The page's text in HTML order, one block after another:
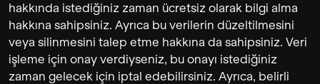
hakkında istediğiniz zaman ücretsiz olarak bilgi alma
hakkına sahipsiniz. Ayrıca bu verilerin düzeltilmesini
veya silinmesini talep etme hakkına da sahipsiniz. Veri
işleme için onay verdiyseniz, bu onayı istediğiniz
zaman gelecek için iptal edebilirsiniz. Ayrıca, belirli